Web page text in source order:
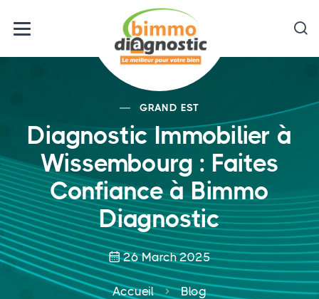
GRAND EST
Diagnostic Immobilier à
Wissembourg : Faites
Confiance à Bimmo
Diagnostic
26 March 2025
Accueil Blog